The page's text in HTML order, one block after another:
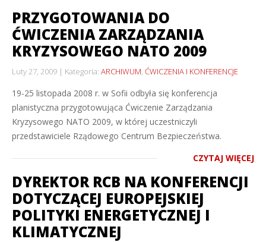
PRZYGOTOWANIA DO
ĆWICZENIA ZARZĄDZANIA
KRYZYSOWEGO NATO 2009
Luty 27, 2009 Kategoria: ARCHIWUM, ĆWICZENIA I KONFERENCJE
19-25 listopada 2008 r. w Sofii odbyła się konferencja
planistyczna przygotowująca Ćwiczenie Zarządzania
Kryzysowego NATO 2009, w której uczestniczyli
przedstawiciele Rządowego Centrum Bezpieczeństwa.
CZYTAJ WIĘCEJ
DYREKTOR RCB NA KONFERENCJI
DOTYCZĄCEJ EUROPEJSKIEJ
POLITYKI ENERGETYCZNEJ I
KLIMATYCZNEJ